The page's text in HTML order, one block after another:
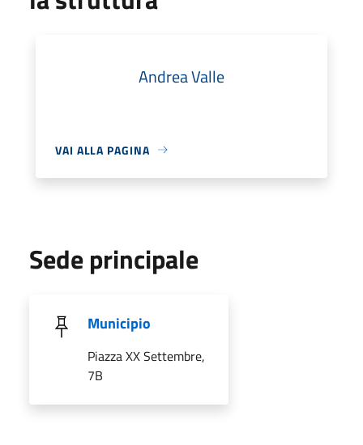
Andrea Valle
VAI ALLA PAGINA
Sede principale
Municipio
Piazza XX Settembre,
7B